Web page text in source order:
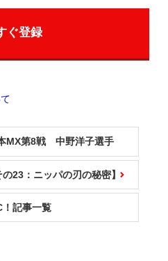
ぐ登録
MX第8戦 中野洋子選手
！記事一覧
23：ニッパの刃の秘密】